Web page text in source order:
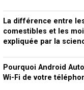
La différence entre
comestibles et les
expliquée par la
Pourquoi Android
Wi-Fi de votre